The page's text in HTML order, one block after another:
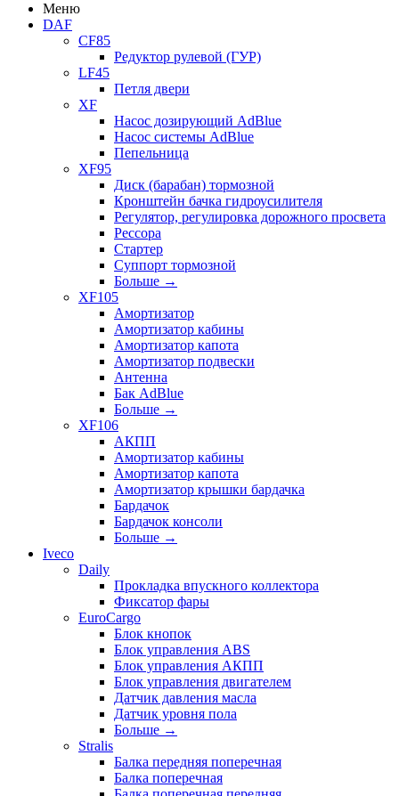
Меню
DAF
CF85
Редуктор рулевой (ГУР)
LF45
Петля двери
XF
Насос дозирующий AdBlue
Насос системы AdBlue
Пепельница
XF95
Диск (барабан) тормозной
Кронштейн бачка гидроусилителя
Регулятор, регулировка дорожного просвета
Рессора
Стартер
Суппорт тормозной
Больше →
XF105
Амортизатор
Амортизатор кабины
Амортизатор капота
Амортизатор подвески
Антенна
Бак AdBlue
Больше →
XF106
АКПП
Амортизатор кабины
Амортизатор капота
Амортизатор крышки бардачка
Бардачок
Бардачок консоли
Больше →
Iveco
Daily
Прокладка впускного коллектора
Фиксатор фары
EuroCargo
Блок кнопок
Блок управления ABS
Блок управления АКПП
Блок управления двигателем
Датчик давления масла
Датчик уровня пола
Больше →
Stralis
Балка передняя поперечная
Балка поперечная